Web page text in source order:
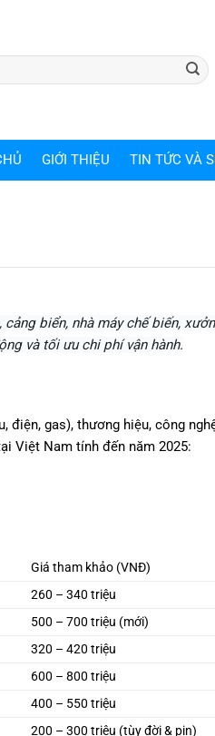
GIỚI THIỆU TIN TỨC VÀ
biển, nhà máy chế biến,
và tối ưu chi phí vận hành.
gas), thương hiệu, công
Việt Nam tính đến năm 2025:
Giá tham khảo (VNĐ)
260 – 340 triệu
500 – 700 triệu (mới)
320 – 420 triệu
600 – 800 triệu
400 – 550 triệu
200 – 300 triệu (tùy đời & pin)